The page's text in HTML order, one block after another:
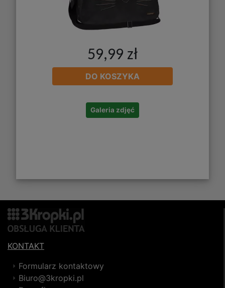
59,99 zł
DO KOSZYKA
Galeria zdjęć
KONTAKT
Formularz kontaktowy
Biuro@3kropki.pl